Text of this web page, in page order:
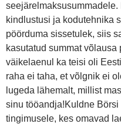
kindlustusi ja kodutehnika
pöörduma sissetulek, siis
kasutatud summat
väikelaenul ka teisi oli
raha ei taha, et võlgnik ei
lugeda lähemalt, millist
sinu tööandja!Kuldne
tingimusele, kes omavad